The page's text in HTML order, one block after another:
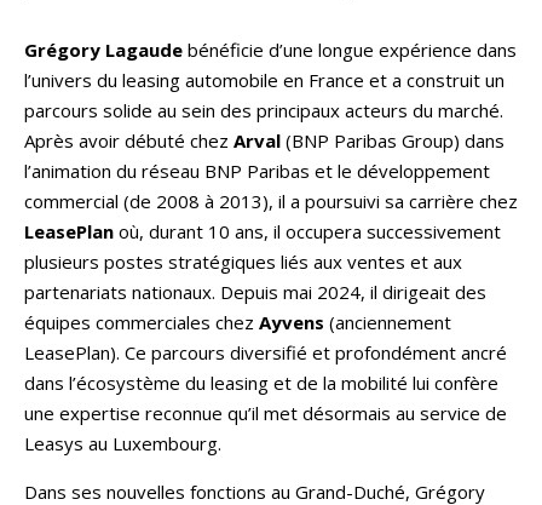
Grégory Lagaude bénéficie d’une longue expérience dans
l’univers du leasing automobile en France et a construit un
parcours solide au sein des principaux acteurs du marché.
Après avoir débuté chez Arval (BNP Paribas Group) dans
l’animation du réseau BNP Paribas et le développement
commercial (de 2008 à 2013), il a poursuivi sa carrière chez
LeasePlan où, durant 10 ans, il occupera successivement
plusieurs postes stratégiques liés aux ventes et aux
partenariats nationaux. Depuis mai 2024, il dirigeait des
équipes commerciales chez Ayvens (anciennement
LeasePlan). Ce parcours diversifié et profondément ancré
dans l’écosystème du leasing et de la mobilité lui confère
une expertise reconnue qu’il met désormais au service de
Leasys au Luxembourg.
Dans ses nouvelles fonctions au Grand-Duché, Grégory